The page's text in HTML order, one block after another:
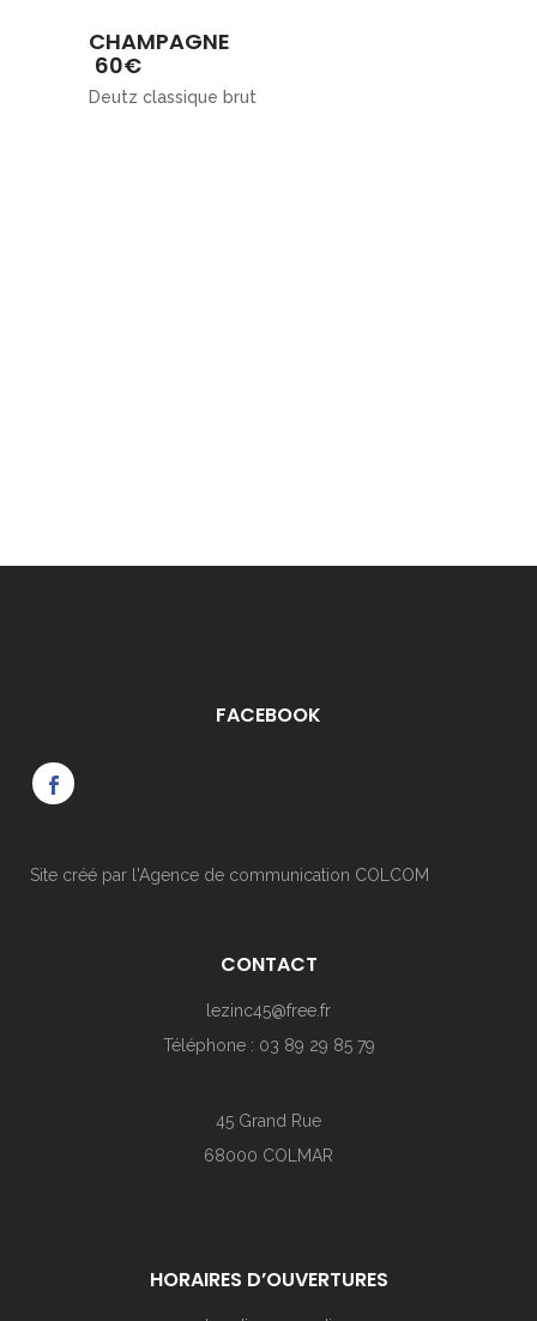
CHAMPAGNE
60€
Deutz classique brut
FACEBOOK
Site créé par l'Agence de communication COLCOM
CONTACT
lezinc45@free.fr
Téléphone : 03 89 29 85 79
45 Grand Rue
68000 COLMAR
HORAIRES D’OUVERTURES